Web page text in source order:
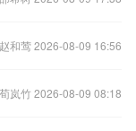
和莺 2026-08-09 16:56
岚竹 2026-08-09 08:18